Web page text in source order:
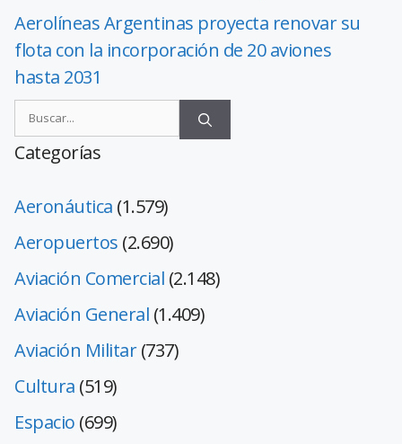
Aerolíneas Argentinas proyecta renovar su
flota con la incorporación de 20 aviones
hasta 2031
Categorías
Aeronáutica (1.579)
Aeropuertos (2.690)
Aviación Comercial (2.148)
Aviación General (1.409)
Aviación Militar(737)
Cultura (519)
Espacio (699)